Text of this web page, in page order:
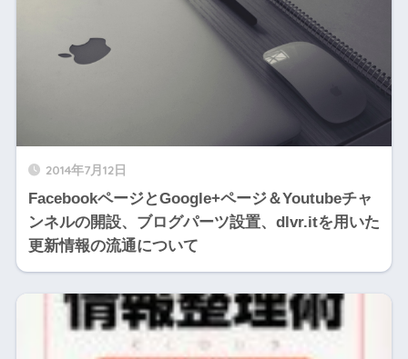
2014年7月12日
FacebookページとGoogle+ページ＆Youtubeチャ
ンネルの開設、ブログパーツ設置、dlvr.itを用いた
更新情報の流通について